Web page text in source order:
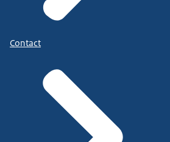
Contact